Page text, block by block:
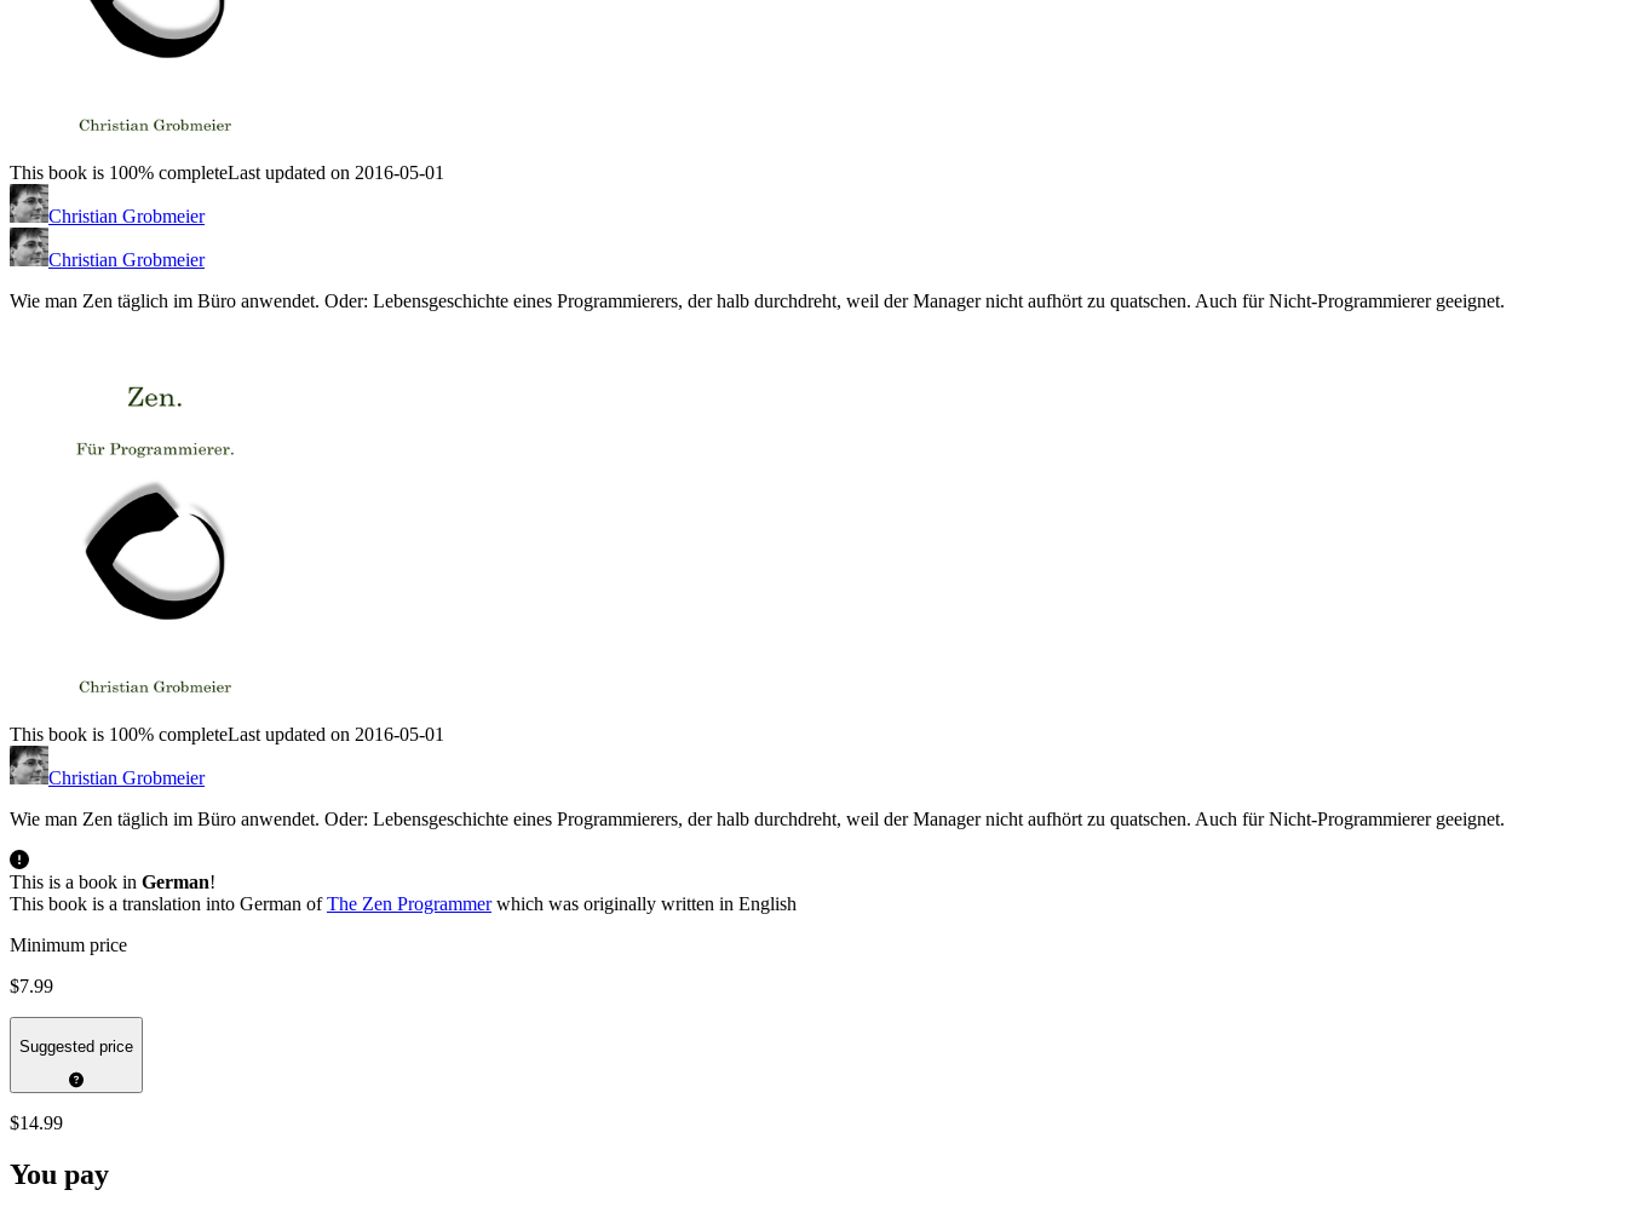
This book is 100% completeLast updated on 2016-05-01
Christian Grobmeier
Christian Grobmeier
Wie man Zen täglich im Büro anwendet. Oder: Lebensgeschichte eines Programmierers, der halb durchdreht, weil der Manager nicht aufhört zu quatschen. Auch für Nicht-Programmierer geeignet.
This book is 100% completeLast updated on 2016-05-01
Christian Grobmeier
Wie man Zen täglich im Büro anwendet. Oder: Lebensgeschichte eines Programmierers, der halb durchdreht, weil der Manager nicht aufhört zu quatschen. Auch für Nicht-Programmierer geeignet.
This is a book in German!
This book is a translation into German ofThe Zen Programmerwhich was originally written in English
Minimum price
$7.99
Suggested price
$14.99
You pay